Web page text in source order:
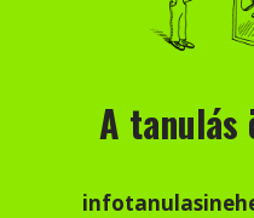
A tanulás